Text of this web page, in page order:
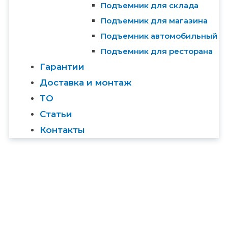
Подъемник для склада
Подъемник для магазина
Подъемник автомобильный
Подъемник для ресторана
Гарантии
Доставка и монтаж
ТО
Статьи
Контакты